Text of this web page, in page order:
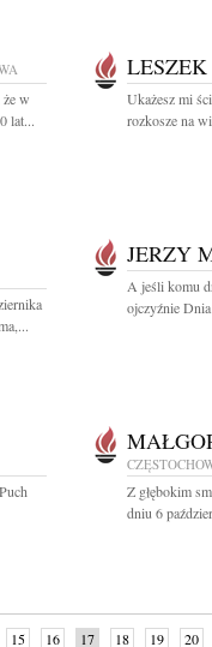
w
lat...
Ukażesz mi
rozkosze na
JERZY
A jeśli komu
ojczyźnie
Z głębokim
dniu 6
15 16 17 18 19 20